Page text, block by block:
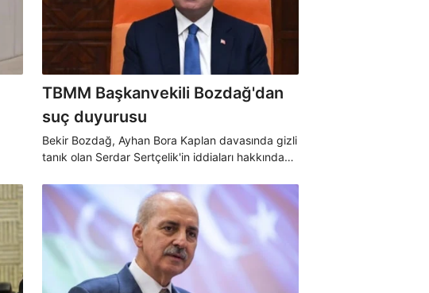
TBMM Başkanvekili Bozdağ'dan
suç duyurusu
Bekir Bozdağ, Ayhan Bora Kaplan davasında gizli
tanık olan Serdar Sertçelik'in iddiaları hakkında
araştırılmasını istediğini belirtti.